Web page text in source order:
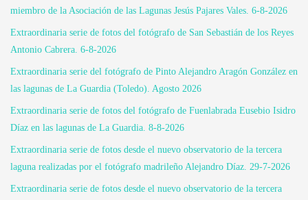
miembro de la Asociación de las Lagunas Jesús Pajares Vales. 6-8-2026
Extraordinaria serie de fotos del fotógrafo de San Sebastián de los Reyes
Antonio Cabrera. 6-8-2026
Extraordinaria serie del fotógrafo de Pinto Alejandro Aragón González en
las lagunas de La Guardia (Toledo). Agosto 2026
Extraordinaria serie de fotos del fotógrafo de Fuenlabrada Eusebio Isidro
Díaz en las lagunas de La Guardia. 8-8-2026
Extraordinaria serie de fotos desde el nuevo observatorio de la tercera
laguna realizadas por el fotógrafo madrileño Alejandro Díaz. 29-7-2026
Extraordinaria serie de fotos desde el nuevo observatorio de la tercera